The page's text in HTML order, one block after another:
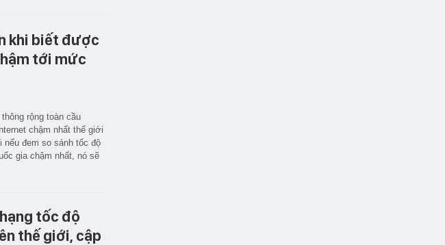
khi biết được
tới mức
rộng toàn cầu
chậm nhất thế giới
đem so sánh tốc độ
gia chậm nhất, nó sẽ
tốc độ
thế giới, cập